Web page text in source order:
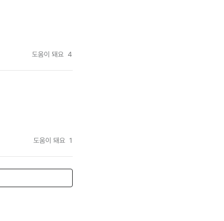
도움이 돼요 4
도움이 돼요 1